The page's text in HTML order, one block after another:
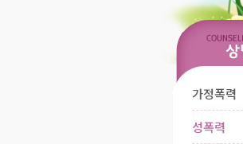
가정폭력
성폭력